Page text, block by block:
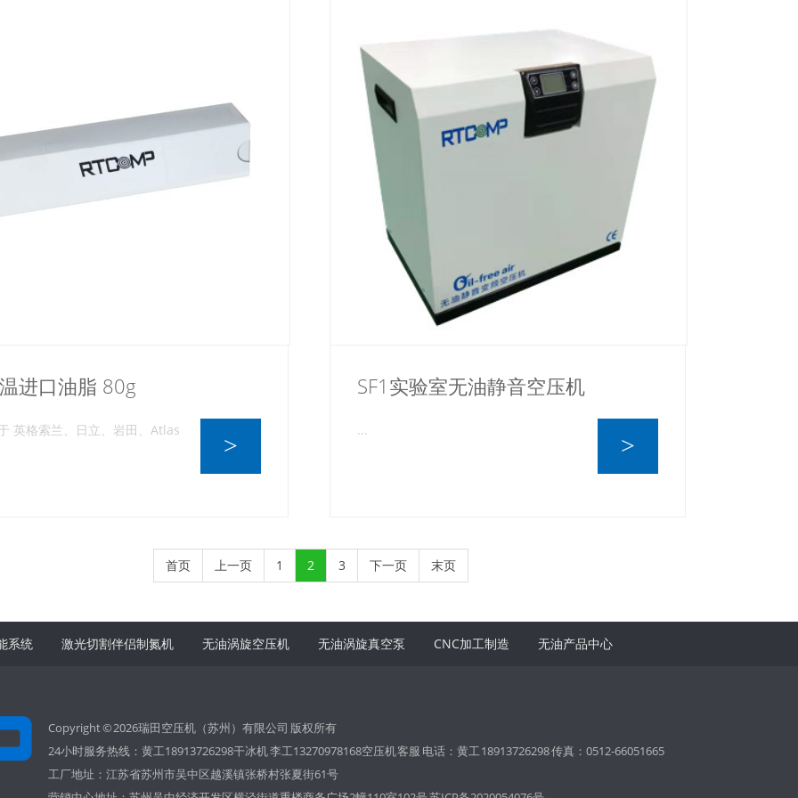
进口油脂 80g
英格索兰、日立、岩田、Atlas
>
SF1实验室无油静音空压机
...
>
首页 上一页 1 2 3 下一页 末页
系统 激光切割伴侣制氮机 无油涡旋空压机 无油涡旋真空泵 CNC加工制造 无油产品中心
Copyright © 2026瑞田空压机（苏州）有限公司 版权所有
24小时服务热线：黄工18913726298干冰机 李工13270978168空压机 客服 电话：黄工 18913726298 传真：0512-66051665
工厂地址：江苏省苏州市吴中区越溪镇张桥村张夏街61号